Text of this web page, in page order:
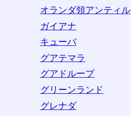
オランダ領アンティル
ガイアナ
キューバ
グアテマラ
グアドループ
グリーンランド
グレナダ